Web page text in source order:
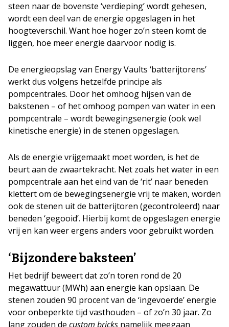
steen naar de bovenste ‘verdieping’ wordt gehesen,
wordt een deel van de energie opgeslagen in het
hoogteverschil. Want hoe hoger zo’n steen komt de
liggen, hoe meer energie daarvoor nodig is.
De energieopslag van Energy Vaults ‘batterijtorens’
werkt dus volgens hetzelfde principe als
pompcentrales. Door het omhoog hijsen van de
bakstenen – of het omhoog pompen van water in een
pompcentrale – wordt bewegingsenergie (ook wel
kinetische energie) in de stenen opgeslagen.
Als de energie vrijgemaakt moet worden, is het de
beurt aan de zwaartekracht. Net zoals het water in een
pompcentrale aan het eind van de ‘rit’ naar beneden
klettert om de bewegingsenergie vrij te maken, worden
ook de stenen uit de batterijtoren (gecontroleerd) naar
beneden ‘gegooid’. Hierbij komt de opgeslagen energie
vrij en kan weer ergens anders voor gebruikt worden.
‘Bijzondere baksteen’
Het bedrijf beweert dat zo’n toren rond de 20
megawattuur (MWh) aan energie kan opslaan. De
stenen zouden 90 procent van de ‘ingevoerde’ energie
voor onbeperkte tijd vasthouden – of zo’n 30 jaar. Zo
lang zouden de custom bricks namelijk meegaan